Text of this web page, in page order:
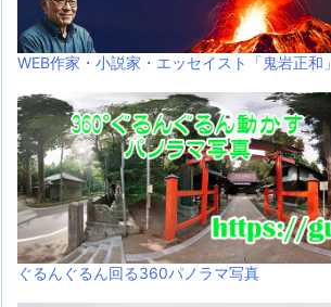
WEB作家・小説家・エッセイスト「鬼岩正和」
ぐるんぐるん回る360パノラマ写真